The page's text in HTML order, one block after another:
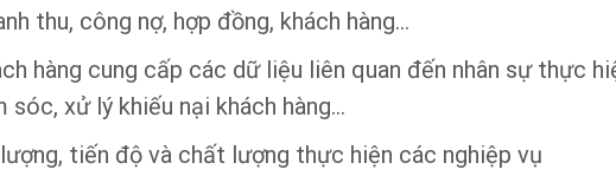
thu, công nợ, hợp đồng, khách hàng…
hàng cung cấp các dữ liệu liên quan đến nhân sự thực
sóc, xử lý khiếu nại khách hàng…
tiến độ và chất lượng thực hiện các nghiệp vụ